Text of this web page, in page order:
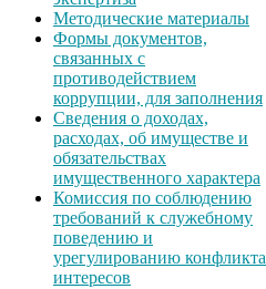
Методические материалы
Формы документов,
связанных с
противодействием
коррупции, для заполнения
Сведения о доходах,
расходах, об имуществе и
обязательствах
имущественного характера
Комиссия по соблюдению
требований к служебному
поведению и
урегулированию конфликта
интересов